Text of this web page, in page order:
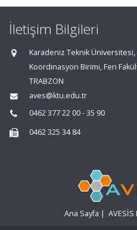
İletişim Bilgileri
Karadeniz Teknik
Koordinasyon Birimi, Fen
TRABZON
aves@ktu.edu.tr
0462 377 22 00 - 35 90
0462 325 34 84
Ana Sayfa | AVESİS